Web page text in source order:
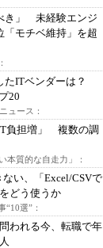
き」 未経験エンジ
「モチベ維持」を超
たITベンダーは？
20
ュース：
負担増」 複数の調
本質的な自走力」：
ない、「Excel/CSVで
どう使うか
選”：
われる今、転職で年